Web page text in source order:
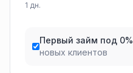
1 дн.
Первый займ под 0%
новых клиентов